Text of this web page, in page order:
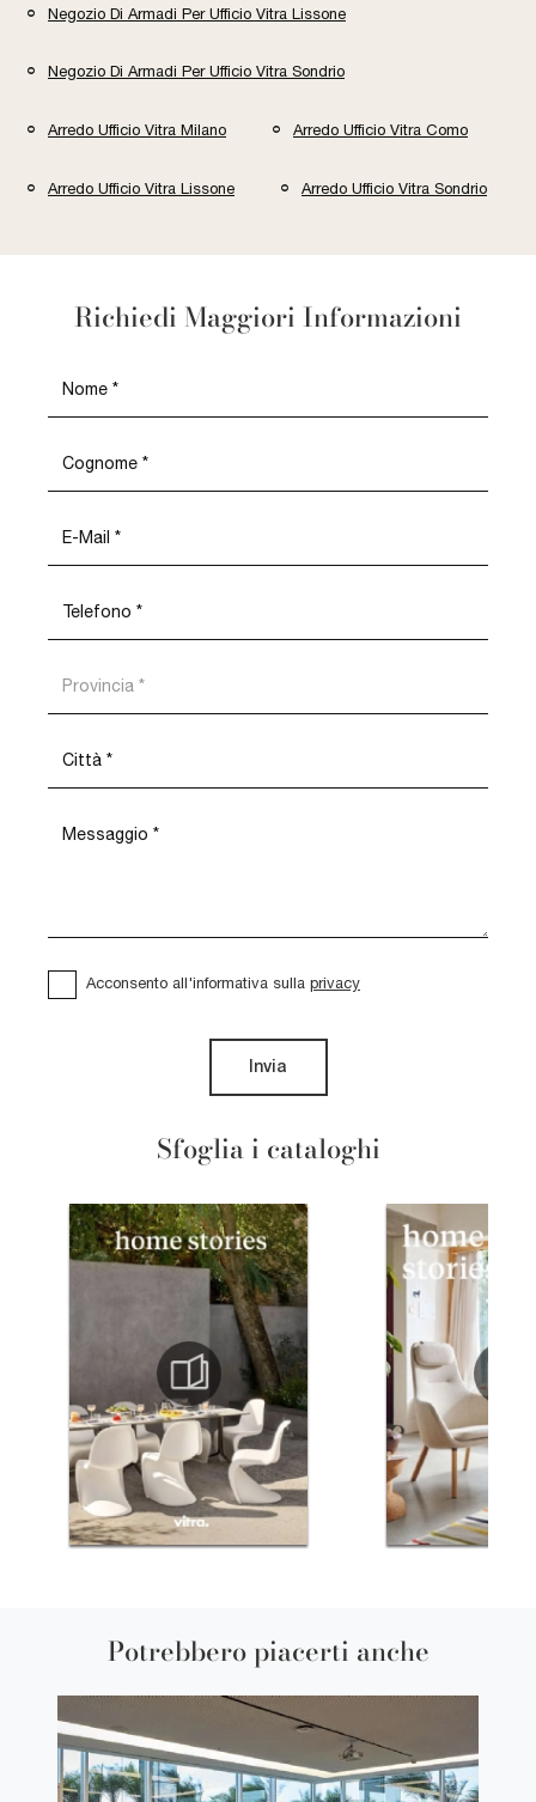
Negozio Di Armadi Per Ufficio Vitra Lissone
Negozio Di Armadi Per Ufficio Vitra Sondrio
Arredo Ufficio Vitra Milano Arredo Ufficio Vitra Como
Arredo Ufficio Vitra Lissone Arredo Ufficio Vitra Sondrio
Sfoglia i cataloghi
Richiedi Maggiori Informazioni
Acconsento all'informativa sulla privacy
Invia
Potrebbero piacerti anche